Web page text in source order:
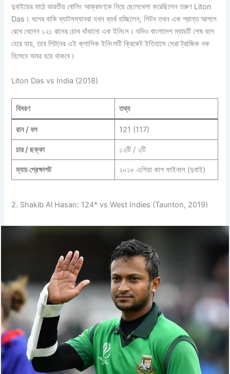
দুবাইয়ের মাঠে ভারতীয় বোলিং আক্রমণকে নিয়ে ছেলেখেলা করেছিলেন তরুণ Liton
Das। দলের বাকি ব্যাটসম্যানরা যখন ব্যর্থ হচ্ছিলেন, লিটন তখন এক প্রান্ত আগলে
রেখে খেলেন ১২১ রানের চোখ ধাঁধানো এক ইনিংস। যদিও বাংলাদেশ ম্যাচটি শেষ বলে
হেরে যায়, তবে লিটনের এই ক্লাসিক ইনিংসটি ক্রিকেট ইতিহাসে সেরা ট্রাজিক নক
হিসেবে অমর হয়ে থাকবে।
Liton Das vs India (2018)
বিবরণ তথ্য
রান / বল 121 (117)
চার / ছক্কা ১২টি / ২টি
ম্যাচ প্রেক্ষাপট ২০১৮ এশিয়া কাপ ফাইনাল (দুবাই)
2. Shakib Al Hasan: 124* vs West Indies (Taunton, 2019)